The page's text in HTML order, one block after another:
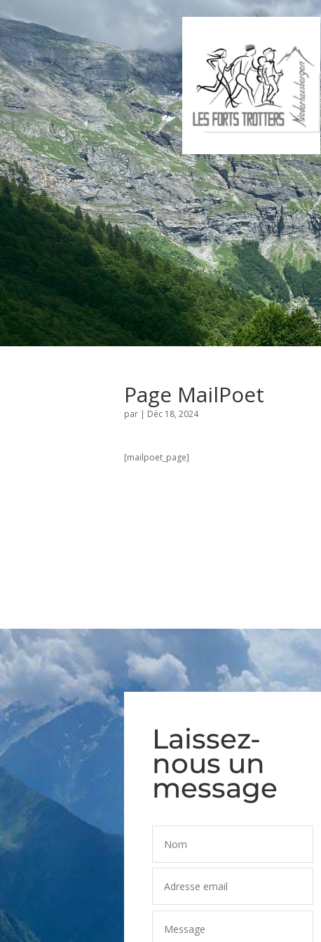
Page MailPoet
par | Déc 18, 2024
[mailpoet_page]
Laissez-
nous un
message